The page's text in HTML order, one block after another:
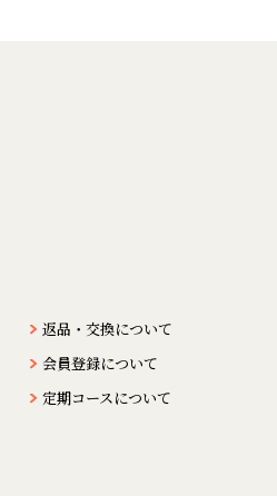
返品・交換について
会員登録について
定期コースについて